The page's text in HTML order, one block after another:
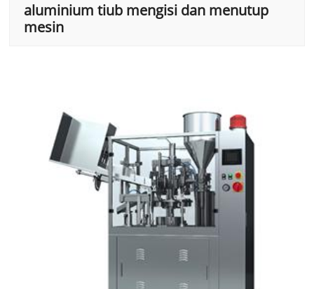
aluminium tiub mengisi dan menutup
mesin